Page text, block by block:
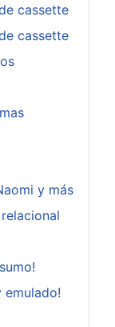
cassette
cassette
y más
emulado!